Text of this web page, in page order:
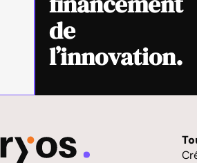
de
l’innovation.